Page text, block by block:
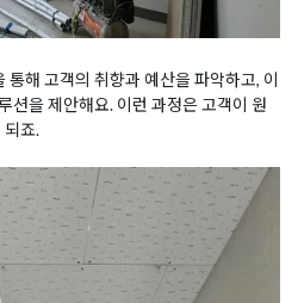
해 고객의 취향과 예산을 파악하고, 이
션을 제안해요. 이런 과정은 고객이 원
되죠.